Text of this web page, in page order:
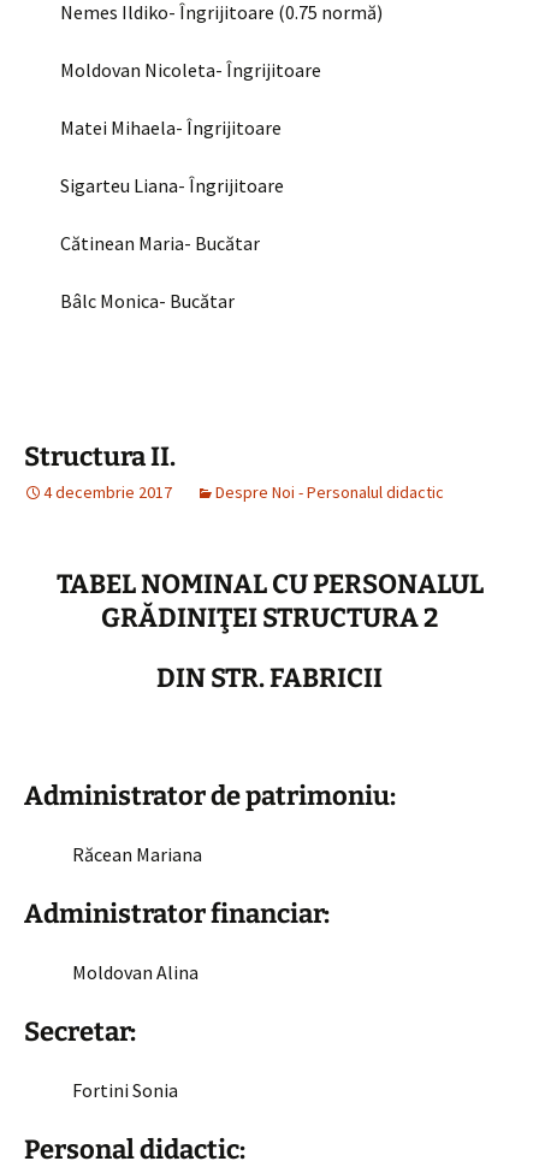
Nemes Ildiko- Îngrijitoare (0.75 normă)
Moldovan Nicoleta- Îngrijitoare
Matei Mihaela- Îngrijitoare
Sigarteu Liana- Îngrijitoare
Cătinean Maria- Bucătar
Bâlc Monica- Bucătar
Structura II.
4 decembrie 2017 Despre Noi - Personalul didactic
TABEL NOMINAL CU PERSONALUL
GRĂDINIŢEI STRUCTURA 2
DIN STR. FABRICII
Administrator de patrimoniu:
Răcean Mariana
Administrator financiar:
Moldovan Alina
Secretar:
Fortini Sonia
Personal didactic: